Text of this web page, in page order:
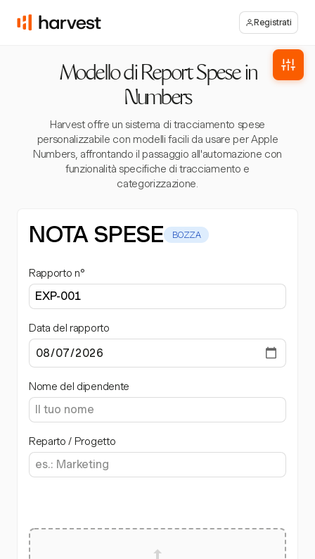
Registrati
Modello di Report Spese in
Numbers
Harvest offre un sistema di tracciamento spese
personalizzabile con modelli facili da usare per Apple
Numbers, affrontando il passaggio all'automazione con
funzionalità specifiche di tracciamento e
categorizzazione.
NOTA SPESE BOZZA
Rapporto n°
Data del rapporto
Nome del dipendente
Reparto / Progetto